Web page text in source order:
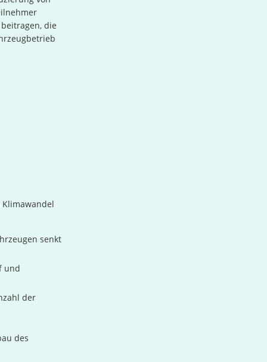
die
senkt
und
der
des